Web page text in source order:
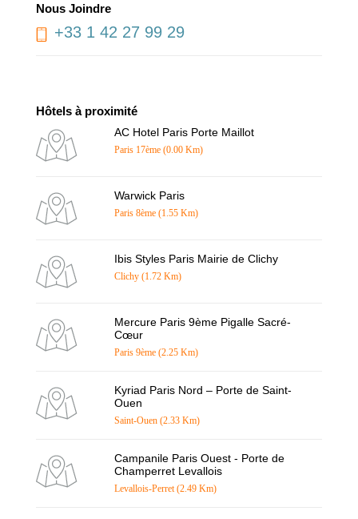
Nous Joindre
+33 1 42 27 99 29
Hôtels à proximité
AC Hotel Paris Porte Maillot
Paris 17ème (0.00 Km)
Warwick Paris
Paris 8ème (1.55 Km)
Ibis Styles Paris Mairie de Clichy
Clichy (1.72 Km)
Mercure Paris 9ème Pigalle Sacré-
Cœur
Paris 9ème (2.25 Km)
Kyriad Paris Nord – Porte de Saint-
Ouen
Saint-Ouen (2.33 Km)
Campanile Paris Ouest - Porte de
Champerret Levallois
Levallois-Perret (2.49 Km)